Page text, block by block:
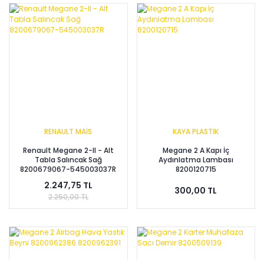
RENAULT MAİS
Renault Megane 2-II - Alt
Tabla Salıncak Sağ
8200679067-545003037R
2.247,75 TL
2.250,00 TL
KAYA PLASTİK
Megane 2 A Kapı İç
Aydınlatma Lambası
8200120715
300,00 TL